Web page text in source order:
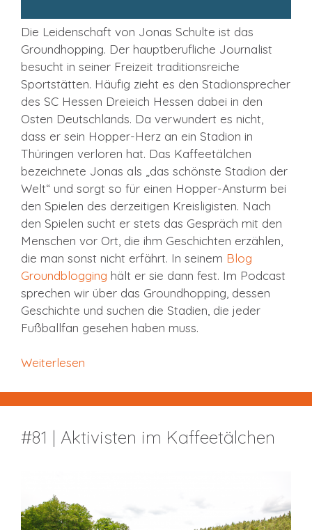
Die Leidenschaft von Jonas Schulte ist das
Groundhopping. Der hauptberufliche Journalist
besucht in seiner Freizeit traditionsreiche
Sportstätten. Häufig zieht es den Stadionsprecher
des SC Hessen Dreieich Hessen dabei in den
Osten Deutschlands. Da verwundert es nicht,
dass er sein Hopper-Herz an ein Stadion in
Thüringen verloren hat. Das Kaffeetälchen
bezeichnete Jonas als „das schönste Stadion der
Welt“ und sorgt so für einen Hopper-Ansturm bei
den Spielen des derzeitigen Kreisligisten. Nach
den Spielen sucht er stets das Gespräch mit den
Menschen vor Ort, die ihm Geschichten erzählen,
die man sonst nicht erfährt. In seinem Blog
Groundblogging hält er sie dann fest. Im Podcast
sprechen wir über das Groundhopping, dessen
Geschichte und suchen die Stadien, die jeder
Fußballfan gesehen haben muss.
Weiterlesen
#81 | Aktivisten im Kaffeetälchen